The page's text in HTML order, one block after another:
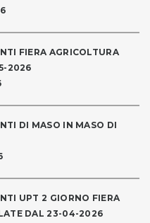
FIERA AGRICOLTURA
2026
DI MASO IN MASO DI
UPT 2 GIORNO FIERA
DAL 23-04-2026